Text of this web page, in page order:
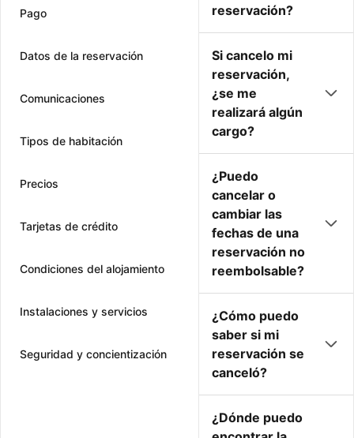
Pago
Datos de la reservación
Comunicaciones
Tipos de habitación
Precios
Tarjetas de crédito
Condiciones del alojamiento
Instalaciones y servicios
Seguridad y concientización
reservación?
Si cancelo mi
reservación,
¿se me
realizará algún
cargo?
¿Puedo
cancelar o
cambiar las
fechas de una
reservación no
reembolsable?
¿Cómo puedo
saber si mi
reservación se
canceló?
¿Dónde puedo